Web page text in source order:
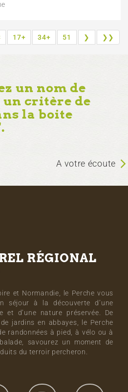
17+ 34+ 51 ❯ ❯❯
un nom de
un critère de
la boite
A votre écoute
RÉGIONAL
et Normandie, le Perche vous
séjour à la découverte d’une
et d’une nature préservée. De
jardins en abbayes, le Perche
randonnées à pied, à vélo ou à
savourez un moment de
du terroir percheron.